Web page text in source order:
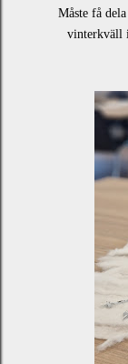
Måste få
vinterkväll